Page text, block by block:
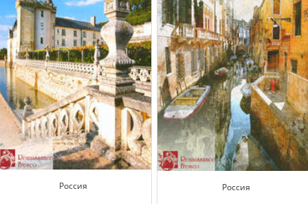
Россия Россия